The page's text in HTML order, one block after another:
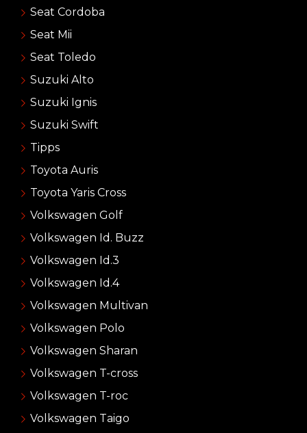
Seat Cordoba
Seat Mii
Seat Toledo
Suzuki Alto
Suzuki Ignis
Suzuki Swift
Tipps
Toyota Auris
Toyota Yaris Cross
Volkswagen Golf
Volkswagen Id. Buzz
Volkswagen Id.3
Volkswagen Id.4
Volkswagen Multivan
Volkswagen Polo
Volkswagen Sharan
Volkswagen T-cross
Volkswagen T-roc
Volkswagen Taigo